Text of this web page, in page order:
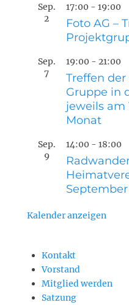
Sep.
2
17:00 - 19:00
Foto AG –
Sep.
7
19:00 - 21:00
Treffen
Gruppe in
jeweils am
Monat
Sep.
9
14:00 - 18:00
Kalender anzeigen
Kontakt
Vorstand
Mitglied werden
Satzung